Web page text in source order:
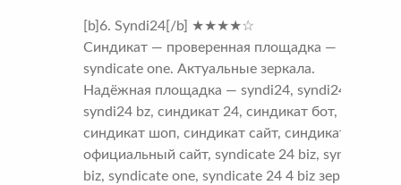
[b]6. Syndi24[/b] ★★★★☆
Синдикат — проверенная площадка —
syndicate one. Актуальные зеркала.
Надёжная площадка — syndi24, syndi24 biz,
syndi24 bz, синдикат 24, синдикат бот,
синдикат шоп, синдикат сайт, синдикат
официальный сайт, syndicate 24 biz, syndicate
biz, syndicate one, syndicate 24 4 biz зеркала